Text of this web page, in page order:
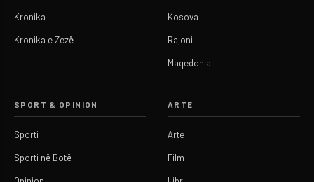
Kronika
Kronika e Zezë
Kosova
Rajoni
Maqedonia
SPORT & OPINION
Sporti
Sporti në Botë
ARTE
Arte
Film